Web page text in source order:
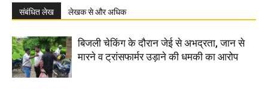
संबंधित लेख लेखक से और अधिक
बिजली चेकिंग के दौरान जेई से अभद्रता, जान से
मारने व ट्रांसफार्मर उड़ाने की धमकी का आरोप